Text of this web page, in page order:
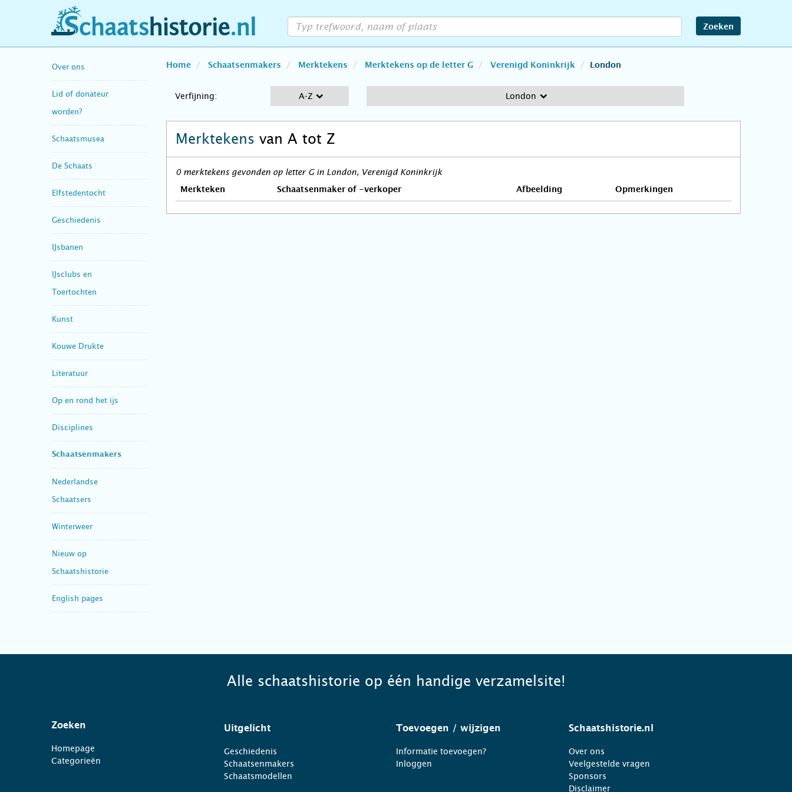
schaatshistorie.nl Zoeken
Over ons
Lid of donateur
worden?
Schaatsmusea
De Schaats
Elfstedentocht
Geschiedenis
IJsbanen
IJsclubs en
Toertochten
Kunst
Kouwe Drukte
Literatuur
Op en rond het ijs
Disciplines
Schaatsenmakers
Nederlandse
Schaatsers
Winterweer
Nieuw op
Schaatshistorie
English pages
Home Schaatsenmakers Merktekens Merktekens op de letter G Verenigd Koninkrijk London
Verfijning: A-Z London
Merktekens van A tot Z
0 merktekens gevonden op letter G in London, Verenigd Koninkrijk
Merkteken Schaatsenmaker of -verkoper Afbeelding Opmerkingen
Alle schaatshistorie op één handige verzamelsite!
Zoeken
Homepage
Categorieën
Uitgelicht
Geschiedenis
Schaatsenmakers
Schaatsmodellen
Toevoegen / wijzigen
Informatie toevoegen?
Inloggen
Schaatshistorie.nl
Over ons
Veelgestelde vragen
Sponsors
Disclaimer